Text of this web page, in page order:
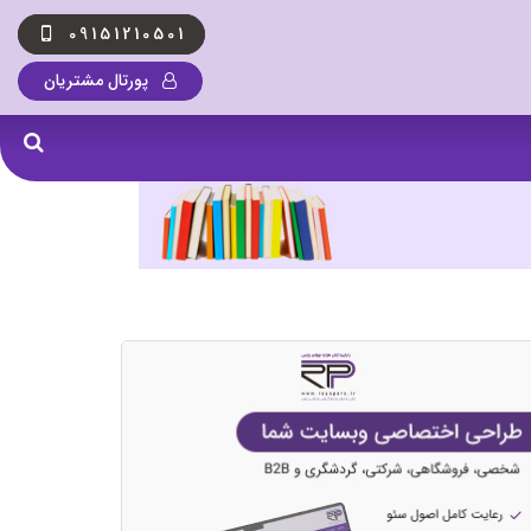
09151210501
پورتال مشتریان